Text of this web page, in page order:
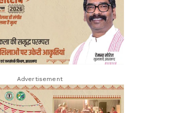
Advertisement